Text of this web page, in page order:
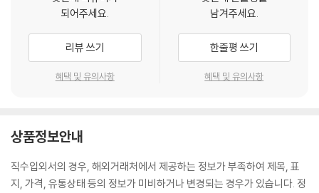
되어주세요.
리뷰 쓰기
혜택 및 유의사항
남겨주세요.
한줄평 쓰기
혜택 및 유의사항
상품정보안내
직수입외서의 경우, 해외거래처에서 제공하는 정보가 부족하여 제목, 표
지, 가격, 유통상태 등의 정보가 미비하거나 변경되는 경우가 있습니다. 정